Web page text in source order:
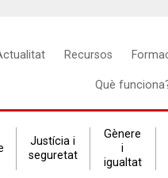
Recursos
Què
Justícia i
seguretat
Gènere
i
igualtat